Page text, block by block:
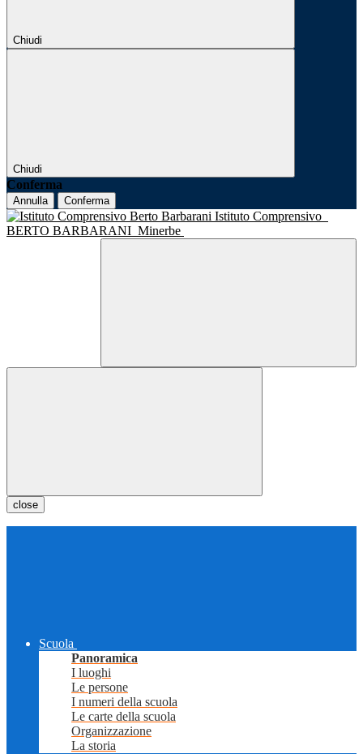
Chiudi
Chiudi
Conferma
Annulla Conferma
Istituto Comprensivo
BERTO BARBARANI Minerbe
close
Scuola
Panoramica
I luoghi
Le persone
I numeri della scuola
Le carte della scuola
Organizzazione
La storia